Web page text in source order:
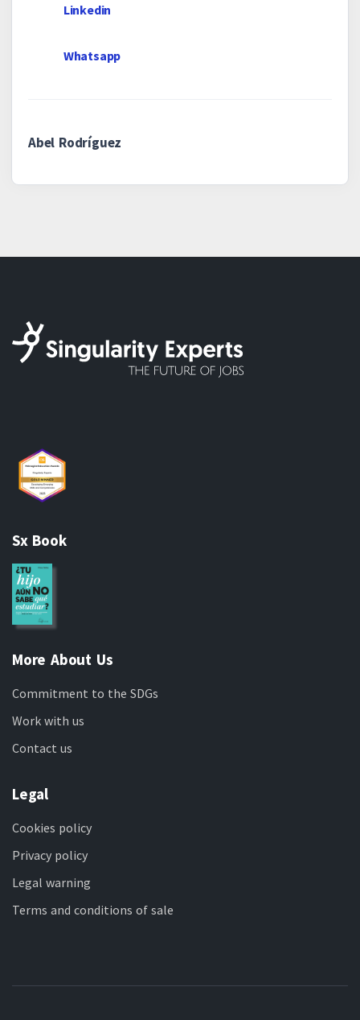
Linkedin
Whatsapp
Abel Rodríguez
Sx Book
More About Us
Commitment to the SDGs
Work with us
Contact us
Legal
Cookies policy
Privacy policy
Legal warning
Terms and conditions of sale